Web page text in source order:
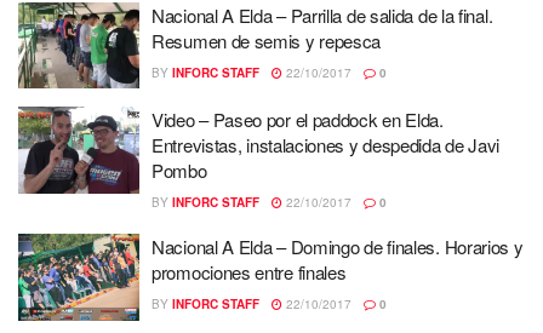
Nacional A Elda – Parrilla de salida de la final.
Resumen de semis y repesca
BY INFORC STAFF 22/10/2017 0
Video – Paseo por el paddock en Elda.
Entrevistas, instalaciones y despedida de Javi
Pombo
BY INFORC STAFF 22/10/2017 0
Nacional A Elda – Domingo de finales. Horarios y
promociones entre finales
BY INFORC STAFF 22/10/2017 0